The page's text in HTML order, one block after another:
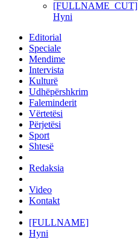
[FULLNAME_CUT]
Hyni
Editorial
Speciale
Mendime
Intervista
Kulturë
Udhëpërshkrim
Faleminderit
Vërtetësi
Përjetësi
Sport
Shtesë
Redaksia
Video
Kontakt
[FULLNAME]
Hyni